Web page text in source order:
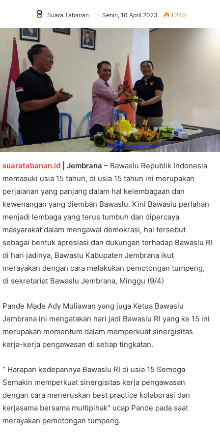
Suara Tabanan Senin, 10 April 2023 1,240
suaratabanan.id | Jembrana – Bawaslu Republik Indonesia
memasuki usia 15 tahun, di usia 15 tahun ini merupakan
perjalanan yang panjang dalam hal kelembagaan dan
kewenangan yang diemban Bawaslu. Kini Bawaslu perlahan
menjadi lembaga yang terus tumbuh dan dipercaya
masyarakat dalam mengawal demokrasi, hal tersebut
sebagai bentuk apresiasi dan dukungan terhadap Bawaslu RI
di hari jadinya, Bawaslu Kabupaten Jembrana ikut
merayakan dengan cara melakukan pemotongan tumpeng,
di sekretariat Bawaslu Jembrana, Minggu (9/4)
Pande Made Ady Muliawan yang juga Ketua Bawaslu
Jembrana ini mengatakan hari jadi Bawaslu RI yang ke 15 ini
merupakan momentum dalam memperkuat sinergisitas
kerja-kerja pengawasan di setiap tingkatan.
” Harapan kedepannya Bawaslu RI di usia 15 Semoga
Semakin memperkuat sinergisitas kerja pengawasan
dengan cara meneruskan best practice kolaborasi dan
kerjasama bersama multipihak” ucap Pande pada saat
merayakan pemotongan tumpeng.